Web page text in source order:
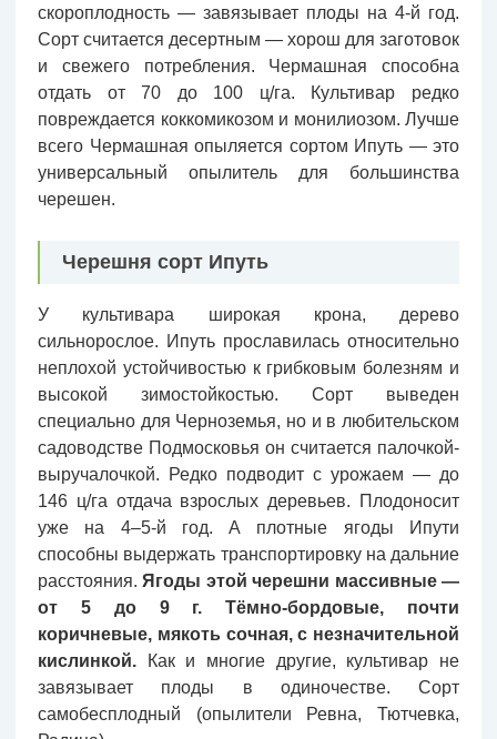
скороплодность — завязывает плоды на 4-й год.
Сорт считается десертным — хорош для заготовок
и свежего потребления. Чермашная способна
отдать от 70 до 100 ц/га. Культивар редко
повреждается коккомикозом и монилиозом. Лучше
всего Чермашная опыляется сортом Ипуть — это
универсальный опылитель для большинства
черешен.
Черешня сорт Ипуть
У культивара широкая крона, дерево
сильнорослое. Ипуть прославилась относительно
неплохой устойчивостью к грибковым болезням и
высокой зимостойкостью. Сорт выведен
специально для Черноземья, но и в любительском
садоводстве Подмосковья он считается палочкой-
выручалочкой. Редко подводит с урожаем — до
146 ц/га отдача взрослых деревьев. Плодоносит
уже на 4–5-й год. А плотные ягоды Ипути
способны выдержать транспортировку на дальние
расстояния.Ягоды этой черешни массивные —
от 5 до 9 г. Тёмно-бордовые, почти
коричневые, мякоть сочная, с незначительной
кислинкой. Как и многие другие, культивар не
завязывает плоды в одиночестве. Сорт
самобесплодный (опылители Ревна, Тютчевка,